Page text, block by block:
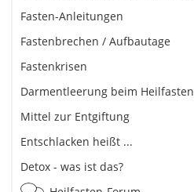
Fasten-Anleitungen
Fastenbrechen / Aufbautage
Fastenkrisen
Darmentleerung beim Heilfasten
Mittel zur Entgiftung
Entschlacken heißt ...
Detox - was ist das?